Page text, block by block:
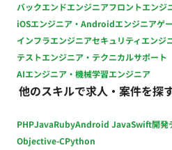
バックエンドエンジニアフロントエンジ
iOSエンジニア・Androidエンジニアゲ
インフラエンジニアセキュリティエンジ
テストエンジニア・テクニカルサポート
AIエンジニア・機械学習エンジニア
他のスキルで求人・案件を探
PHPJavaRubyAndroid JavaSwift開発
Objective-CPython